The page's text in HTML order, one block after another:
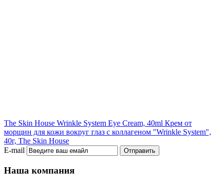
The Skin House Wrinkle System Eye Cream, 40ml Крем от
морщин для кожи вокруг глаз с коллагеном "Wrinkle System",
40г, The Skin House
E-mail
Отправить
Наша компания